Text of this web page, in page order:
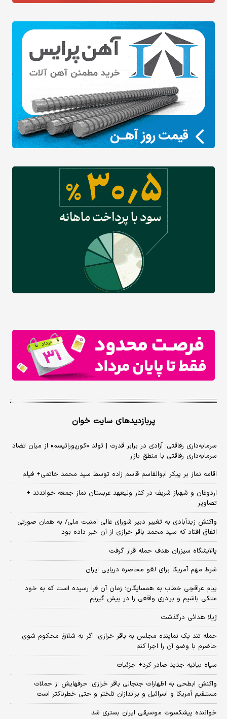
پربازدیدهای سایت خوان
سرمایه‌داری رفاقتی؛ آزادی در برابر قدرت | تولد «کورپوراتیسم» از میان تضاد
سرمایه‌داری رفاقتی با منطق بازار
اقامه نماز بر پیکر ابوالقاسم قاسم زاده توسط سید محمد خاتمی+ فیلم
اردوغان و شهباز شریف در کنار ولیعهد عربستان نماز جمعه خواندند +
تصاویر
واکنش زیدآبادی به تغییر دبیر شورای عالی امنیت ملی/ به همان صورتی
اتفاق افتاد که سید محمد باقر خرازی از آن خبر داده بود
پالایشگاه سیزران هدف حمله قرار گرفت
شرط مهم آمریکا برای لغو محاصره دریایی ایران
پیام عراقچی خطاب به همسایگان؛ زمان آن فرا رسیده است که به خود
متکی باشیم و برادری واقعی را در پیش گیریم
ژیلا هدائی درگذشت
حمله تند یک نماینده مجلس به باقر خرازی: اگر به شلاق محکوم شوی
حاضرم با وضو آن را اجرا کنم
سپاه بیانیه جدید صادر کرد+ جزئیات
واکنش ابطحی به اظهارات جنجالی باقر خرازی؛ حرفهایش از حملات
مستقیم آمریکا و اسرائیل و براندازان تلختر و حتی خطرناکتر است
خواننده پیشکسوت موسیقی ایران بستری شد